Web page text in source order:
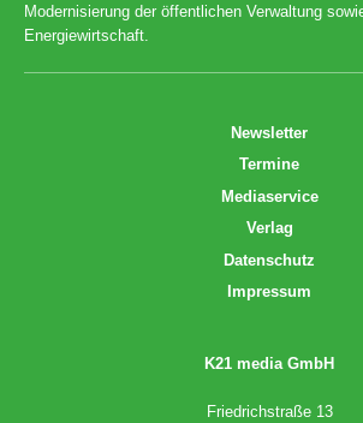
Modernisierung der öffentlichen Verwaltung
Energiewirtschaft.
Newsletter
Termine
Mediaservice
Verlag
Datenschutz
Impressum
K21 media GmbH
Friedrichstraße 13